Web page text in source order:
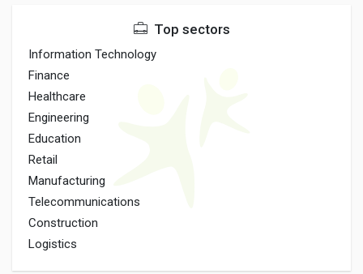
Top sectors
Information Technology
Finance
Healthcare
Engineering
Education
Retail
Manufacturing
Telecommunications
Construction
Logistics